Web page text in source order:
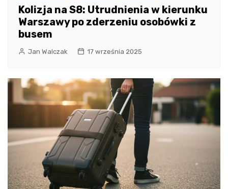
Kolizja na S8: Utrudnienia w kierunku
Warszawy po zderzeniu osobówki z
busem
Jan Walczak 17 września 2025